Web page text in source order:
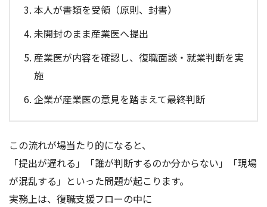
本人が書類を受領（原則、封書）
未開封のまま産業医へ提出
産業医が内容を確認し、復職面談・就業判断を実
施
企業が産業医の意見を踏まえて最終判断
この流れが場当たり的になると、
「提出が遅れる」「誰が判断するのか分からない」「現場
が混乱する」といった問題が起こります。
実務上は、復職支援フローの中に